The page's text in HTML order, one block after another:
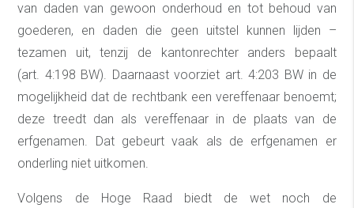
van daden van gewoon onderhoud en tot behoud van
goederen, en daden die geen uitstel kunnen lijden –
tezamen uit, tenzij de kantonrechter anders bepaalt
(art. 4:198 BW). Daarnaast voorziet art. 4:203 BW in de
mogelijkheid dat de rechtbank een vereffenaar benoemt;
deze treedt dan als vereffenaar in de plaats van de
erfgenamen. Dat gebeurt vaak als de erfgenamen er
onderling niet uitkomen.
Volgens de Hoge Raad biedt de wet noch de